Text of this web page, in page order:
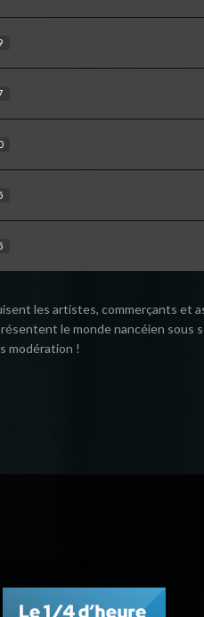
les artistes, commerçants et
le monde nancéien sous
modération !